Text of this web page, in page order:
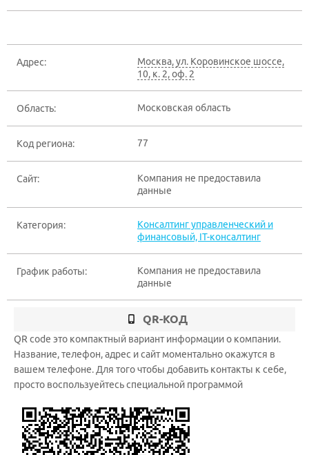
Адрес: Москва,ул. Коровинское шоссе,
10, к. 2, оф. 2
Область: Московская область
Код региона: 77
Сайт:
Компания не предоставила
данные
Категория:
Консалтинг управленческий и
финансовый, IT-консалтинг
График работы:
Компания не предоставила
данные
QR-КОД
QR code это компактный вариант информации о компании.
Название, телефон, адрес и сайт моментально окажутся в
вашем телефоне. Для того чтобы добавить контакты к себе,
просто воспользуейтесь специальной программой